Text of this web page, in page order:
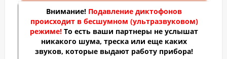
Внимание! Подавление диктофонов
происходит в бесшумном (ультразвуковом)
режиме! То есть ваши партнеры не услышат
никакого шума, треска или еще каких
звуков, которые выдают работу прибора!